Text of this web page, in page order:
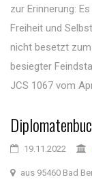
zur Erinnerung:
Freiheit und
nicht besetzt
besiegter
JCS 1067 vom
19.11.2022
aus 95460 Bad